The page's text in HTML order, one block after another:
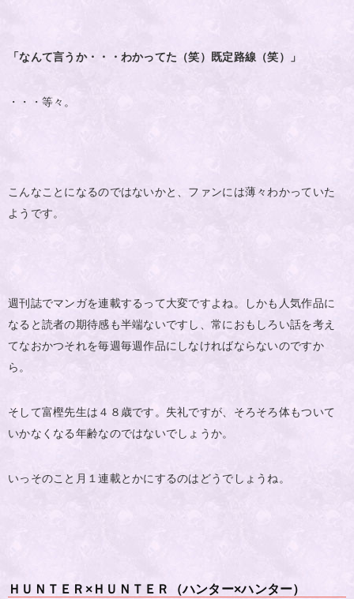
「なんて言うか・・・わかってた（笑）既定路線（笑）」
・・・等々。
こんなことになるのではないかと、ファンには薄々わかっていた
ようです。
週刊誌でマンガを連載するって大変ですよね。しかも人気作品に
なると読者の期待感も半端ないですし、常におもしろい話を考え
てなおかつそれを毎週毎週作品にしなければならないのですか
ら。
そして富樫先生は４８歳です。失礼ですが、そろそろ体もついて
いかなくなる年齢なのではないでしょうか。
いっそのこと月１連載とかにするのはどうでしょうね。
ＨＵＮＴＥＲ×ＨＵＮＴＥＲ（ハンター×ハンター）